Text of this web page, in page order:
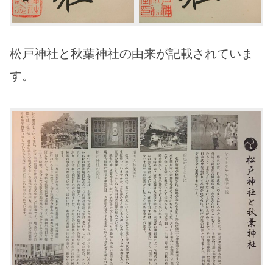
松戸神社と秋葉神社の由来が記載されていま
す。